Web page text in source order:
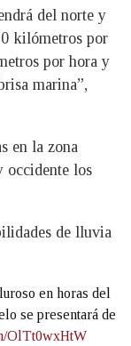
del norte y
kilómetros por
por hora y
marina”,
en la zona
occidente los
de lluvia
en horas del
se presentará de
OlTt0wxHtW